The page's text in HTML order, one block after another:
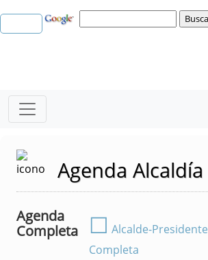
Agenda Alcaldía
Agenda
Completa
☐ Alcalde-Presidente
Completa